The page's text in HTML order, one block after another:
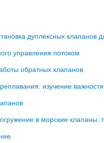
дуплексных клапанов
управления потоком
обратных клапанов
изучение важности
в морские клапаны: